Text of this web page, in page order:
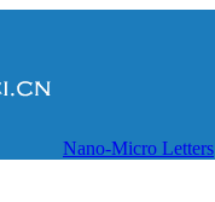
Nano-Micro Letters